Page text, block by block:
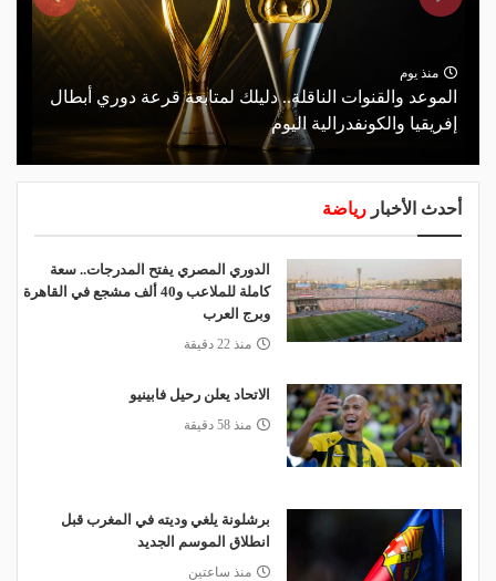
منذ يوم
الموعد والقنوات الناقلة.. دليلك لمتابعة قرعة دوري أبطال
إفريقيا والكونفدرالية اليوم
أحدث الأخبار رياضة
الدوري المصري يفتح المدرجات.. سعة
كاملة للملاعب و40 ألف مشجع في القاهرة
وبرج العرب
منذ 22 دقيقة
الاتحاد يعلن رحيل فابينيو
منذ 58 دقيقة
برشلونة يلغي وديته في المغرب قبل
انطلاق الموسم الجديد
منذ ساعتين